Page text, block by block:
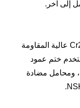
إلى آخر.
تستخدم مكونات ممر التدفق سبيكة Cr27 عالية المقاومة
ختم عمود
ومحامل مضادة